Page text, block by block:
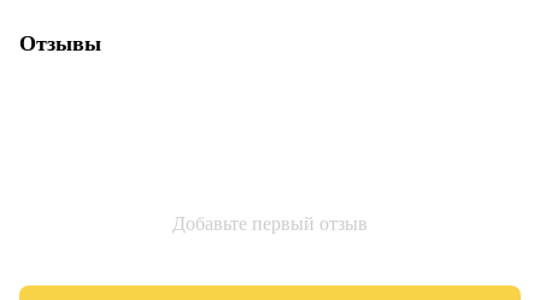
Отзывы
Добавьте первый отзыв